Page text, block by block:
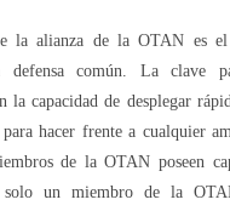
la alianza de la OTAN es
defensa común. La clave
la capacidad de desplegar
hacer frente a cualquier
de la OTAN poseen
solo un miembro de la